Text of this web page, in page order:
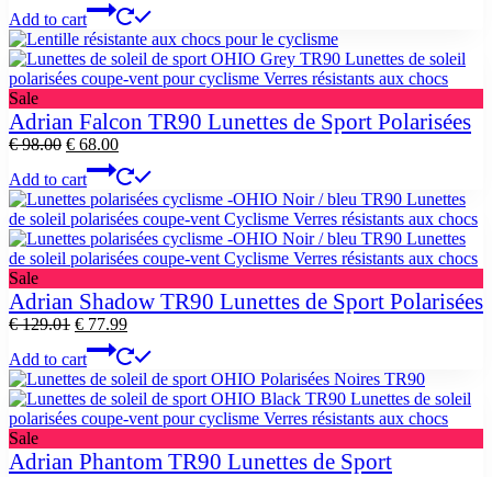
was:
€ 98.00.
is:
€ 68.00.
Add to cart
SaleProduct
on
sale
Adrian Falcon TR90 Lunettes de Sport Polarisées
€98.00 Original
was:
€ 98.00.
€ 68.00Current
is:
€ 68.00.
Add to cart
SaleProduct
on
sale
Adrian Shadow TR90 Lunettes de Sport Polarisées
€129.01 Original
was:
€ 129.01.
€ 77.99Current
is:
€ 77.99.
Add to cart
SaleProduct
on
Adrian Phantom TR90 Lunettes de Sport